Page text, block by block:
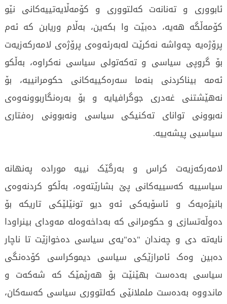
ئابووری و تەنانەت کەلتووری و کۆمەڵایەتییەکانی نێو
کۆمەڵگە هەیە، دەبێت وا بکەین، بەڵام وریابن کە ئەم
پرۆژەیە چەواشە نەکرێت لەبەرئەوەی پرۆژەی لامەرکەزیەت
بۆ گروپی سیاسی و تەکەتولی سیاسی نەکراوە، بەڵکو
ئەمە بیناکردنی بنەما سەرەکییەکانی حکومرانییە، بۆ
نەهێشتنی غەدری جوگرافیایە و بۆ بەرەنگاربوونەوەی
نەبوونی توانای تەکنیکی سیاسی ونەبوونی رەفتاری
سیاسیی پیشەییە.
لامەرکەزیەت کراس و بەرگێک نییە مورادە پەنهانە
سیاسییە کەسییەکانی پێ بشارێتەوە، بەڵکو کردنەوەی
بانیژەیەک و ئاسۆیەکی ئەو دیو تونێلێکی تاریکە بۆ
دەوڵەتسازی و حکومرانی کە بەداخەوەلە مەودای بینراودا
نایەتە دی و چەندان "دە"یەی سیاسی دەخوازێت تا ناچار
دەبین وەک ئامرازێکی سیاسی دیموکراسی کۆدەنگی
سیاسی بەدەست بهێنێت بۆ هەرێمێک کە شەکەت و
ماندووە بەدەست ململانێی کەلتووری سیاسی کەسەکان،